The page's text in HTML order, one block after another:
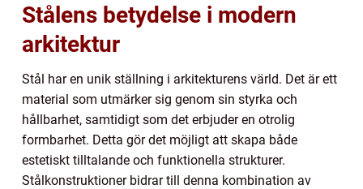
Stålens betydelse i modern
arkitektur
Stål har en unik ställning i arkitekturens värld. Det är ett
material som utmärker sig genom sin styrka och
hållbarhet, samtidigt som det erbjuder en otrolig
formbarhet. Detta gör det möjligt att skapa både
estetiskt tilltalande och funktionella strukturer.
Stålkonstruktioner bidrar till denna kombination av